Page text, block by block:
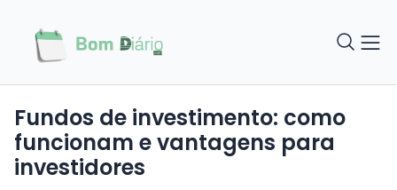
Fundos de investimento: como
funcionam e vantagens para
investidores